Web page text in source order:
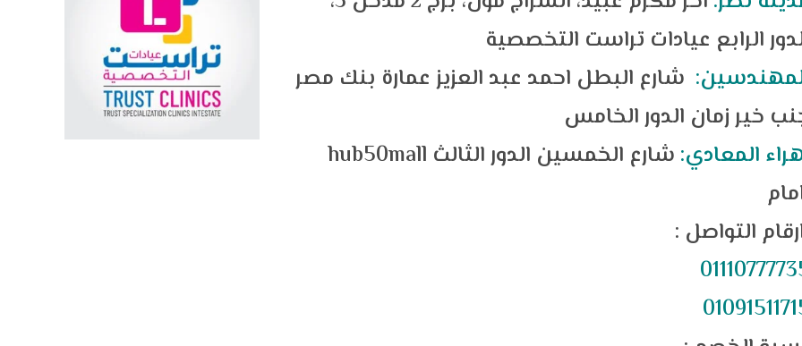
الرابع عيادات تراست التخصصية
شارع البطل احمد عبد العزيز عمارة بنك مصر
خير زمان الدور الخامس
hub50mall
المعادي: شارع الخمسين الدور الثالث